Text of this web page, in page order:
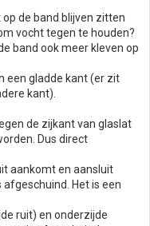
de band blijven zitten
vocht tegen te houden?
band ook meer kleven op
een gladde kant (er zit
kant).
de zijkant van glaslat
Dus direct
aankomt en aansluit
Het is een
ruit) en onderzijde